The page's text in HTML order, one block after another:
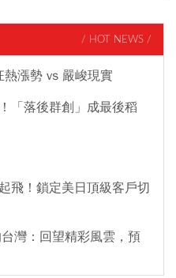
/ HOT NEWS /
漲勢 vs 嚴峻現實
「落後群創」成最後稻
飛！鎖定美日頂級客戶切
灣：回望精彩風雲，預